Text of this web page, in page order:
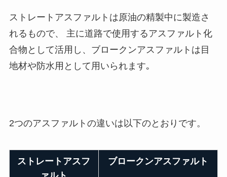
ストレートアスファルトは原油の精製中に製造さ
れるもので、 主に道路で使用するアスファルト化
合物として活用し、ブロークンアスファルトは目
地材や防水用として用いられます｡
2つのアスファルトの違いは以下のとおりです。
ストレートアスフ
ブロークンアスファルト